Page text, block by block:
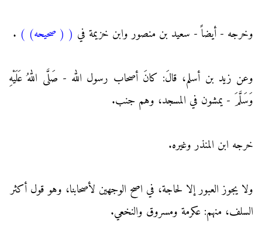
وخرجه - أيضاً - سعيد بن منصور وابن خزيمة في ( ( صحيحه) )
.
وعن زيد بن أسلم، قالَ: كانَ أصحاب رسول الله - صَلَّى اللهُ عَلَيْهِ
وَسَلَّمَ - يمشون في المسجد، وهم جنب.
خرجه ابن المنذر وغيره.
ولا يجوز العبور إلا لحاجة، في اصح الوجهين لأصحابنا، وهو قول أكثر
السلف، منهم: عكرمة ومسروق والنخعي.